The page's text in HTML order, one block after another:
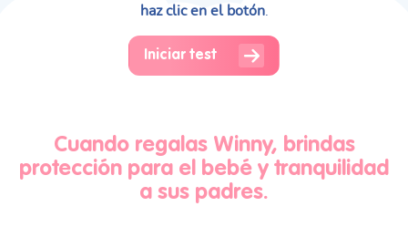
haz clic en el botón.
Iniciar test
Cuando regalas Winny, brindas
protección para el bebé y tranquilidad
a sus padres.